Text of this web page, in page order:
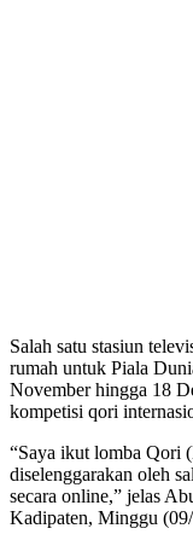
Salah satu stasiun
rumah untuk Piala
November hingga 18
kompetisi qori
“Saya ikut lomba Qori
diselenggarakan oleh
secara online,” jelas
Kadipaten, Minggu